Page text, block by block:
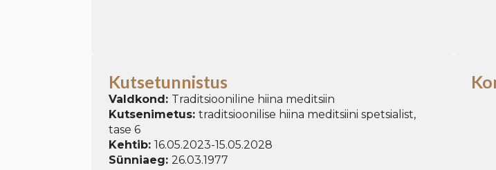
Kutsetunnistus
Valdkond: Traditsiooniline hiina meditsiin
Kutsenimetus: traditsioonilise hiina meditsiini spetsialist,
tase 6
Kehtib: 16.05.2023-15.05.2028
Sünniaeg: 26.03.1977